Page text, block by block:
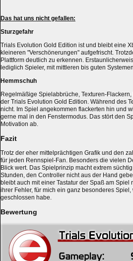
Das hat uns nicht gefallen:
Sturzgefahr
Trials Evolution Gold Edition ist und bleibt eine
kleineren "Verschönerungen" aufgefrischt.
Plattform deutlich zu erkennen.
lediglich Spieler, mit mittleren bis guten
Hemmschuh
Regelmäßige Spielabbrüche, Texturen-
der Trials Evolution Gold Edition. Während des
nicht. Im Spiel angekommen flackerten hin und
gerne mal in den Fenstermodus. Das stört den
Motivation ab.
Fazit
Trotz der eher mittelprächtigen Grafik und den
für jeden Rennspiel-Fan. Besonders die vielen
Blick wert. Das Spielprinzip macht extrem
Stunden, den Controller nicht aus der Hand
bleibt auch mit einer Tastatur der Spaß am
ihrer Fehler, für mich ein ganz besonderes
geschlossen habe.
Bewertung